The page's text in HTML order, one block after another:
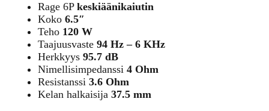
Rage 6P keskiäänikaiutin
Koko 6.5″
Teho 120 W
Taajuusvaste 94 Hz – 6 KHz
Herkkyys 95.7 dB
Nimellisimpedanssi 4 Ohm
Resistanssi 3.6 Ohm
Kelan halkaisija 37.5 mm